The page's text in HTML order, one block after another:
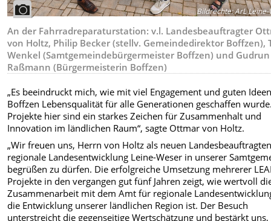
Bildrechte:ArL Leine-
An der Fahrradreparaturstation: v.l. Landesbeauftragter
von Holtz, Philip Becker (stellv. Gemeindedirektor Boffzen),
Wenkel (Samtgemeindebürgermeister Boffzen) und Gudrun
Raßmann (Bürgermeisterin Boffzen)
„Es beeindruckt mich, wie mit viel Engagement und guten
Boffzen Lebensqualität für alle Generationen geschaffen
Projekte hier sind ein starkes Zeichen für Zusammenhalt und
Innovation im ländlichen Raum“, sagte Ottmar von Holtz.
„Wir freuen uns, Herrn von Holtz als neuen
regionale Landesentwicklung Leine-Weser in unserer
begrüßen zu dürfen. Die erfolgreiche Umsetzung mehrerer
Projekte in den vergangen gut fünf Jahren zeigt, wie wertvoll
Zusammenarbeit mit dem Amt für regionale
die Entwicklung unserer ländlichen Region ist. Der Besuch
unterstreicht die gegenseitige Wertschätzung und bestärkt